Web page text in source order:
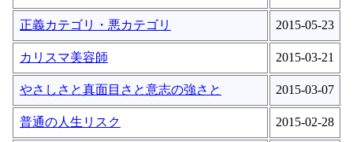
正義カテゴリ・悪カテゴリ 2015-05-23
カリスマ美容師 2015-03-21
やさしさと真面目さと意志の強さと 2015-03-07
普通の人生リスク 2015-02-28